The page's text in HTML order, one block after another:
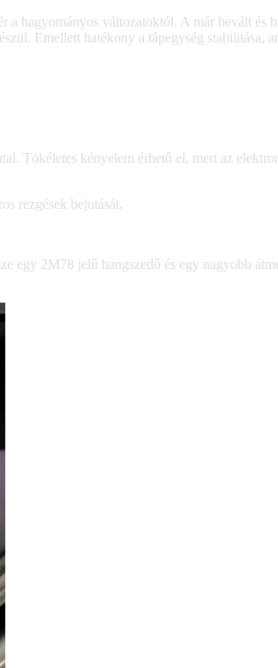
hagyományos változatoktól. A már bevált
Emellett hatékony a tápegység stabilitása,
Tökéletes kényelem érhető el, mert az
rezgések bejutását.
egy 2M78 jelű hangszedő és egy nagyobb